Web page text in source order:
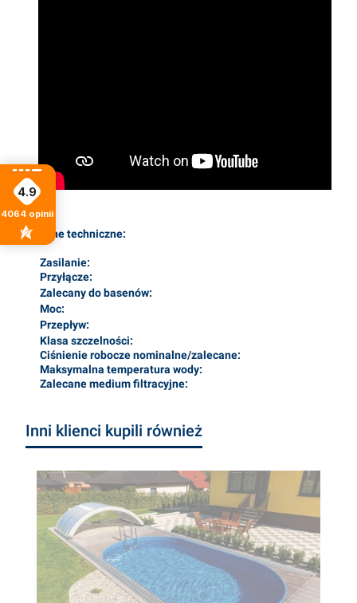
Dane techniczne:
Zasilanie:
Przyłącze:
Zalecany do basenów:
Moc:
Przepływ:
Klasa szczelności:
Ciśnienie robocze nominalne/zalecane:
Maksymalna temperatura wody:
Zalecane medium filtracyjne:
Inni klienci kupili również
4.9
4064 opinii